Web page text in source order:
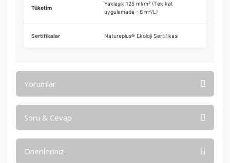
Tüketim
Yaklaşık 125 ml/m² (Tek kat
uygulamada ~8 m²/L)
Sertifikalar Natureplus® Ekoloji Sertifikası
Yorumlar
Soru & Cevap
Önerileriniz